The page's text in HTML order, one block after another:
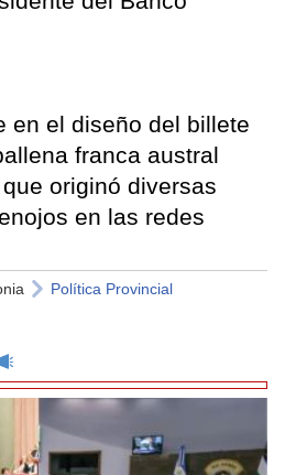
en el diseño del billete
franca austral
originó diversas
en las redes
Política Provincial